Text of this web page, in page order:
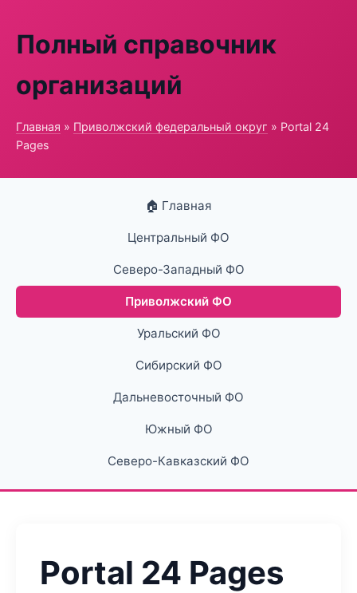
Полный справочник
организаций
Главная » Приволжский федеральный округ » Portal 24
Pages
🏠 Главная
Центральный ФО
Северо-Западный ФО
Приволжский ФО
Уральский ФО
Сибирский ФО
Дальневосточный ФО
Южный ФО
Северо-Кавказский ФО
Portal 24 Pages